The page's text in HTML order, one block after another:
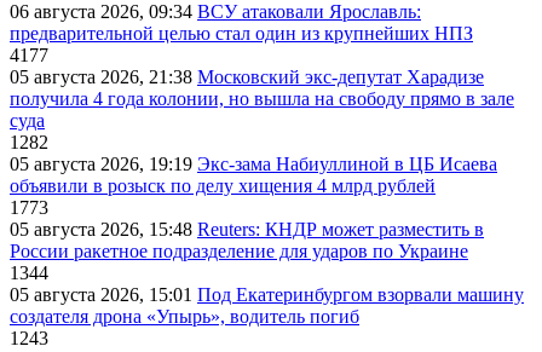
06 августа 2026, 09:34 ВСУ атаковали Ярославль:
предварительной целью стал один из крупнейших НПЗ
4177
05 августа 2026, 21:38 Московский экс-депутат Харадизе
получила 4 года колонии, но вышла на свободу прямо в зале
суда
1282
05 августа 2026, 19:19 Экс-зама Набиуллиной в ЦБ Исаева
объявили в розыск по делу хищения 4 млрд рублей
1773
05 августа 2026, 15:48 Reuters: КНДР может разместить в
России ракетное подразделение для ударов по Украине
1344
05 августа 2026, 15:01 Под Екатеринбургом взорвали машину
создателя дрона «Упырь», водитель погиб
1243